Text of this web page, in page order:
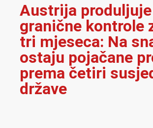
Austrija produljuje
granične kontrole
tri mjeseca: Na
ostaju pojačane
prema četiri
države